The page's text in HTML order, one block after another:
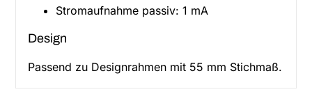
Stromaufnahme passiv: 1 mA
Design
Passend zu Designrahmen mit 55 mm Stichmaß.